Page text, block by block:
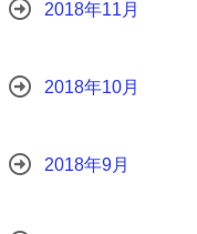
2018年11月
2018年10月
2018年9月